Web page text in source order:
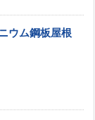
ウム鋼板屋根